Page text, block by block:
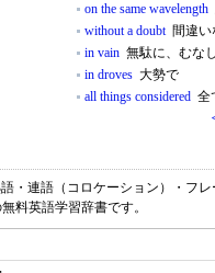
on the same wavelength
without a doubt間違い
in vain 無駄に、むな
in droves 大勢で
all things considered 全
・連語（コロケーション）・フ
料英語学習辞書です。